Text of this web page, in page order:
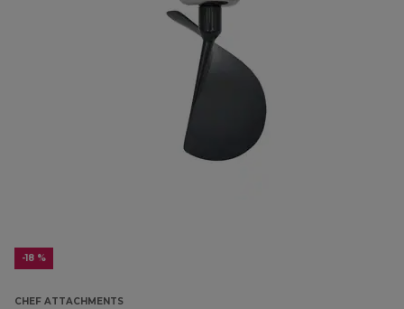
-18 %
CHEF ATTACHMENTS